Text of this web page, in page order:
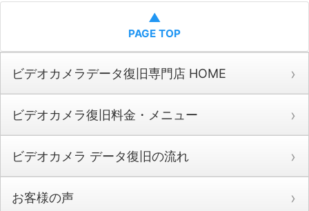
▲
PAGE TOP
ビデオカメラデータ復旧専門店 HOME
ビデオカメラ復旧料金・メニュー
ビデオカメラ データ復旧の流れ
お客様の声